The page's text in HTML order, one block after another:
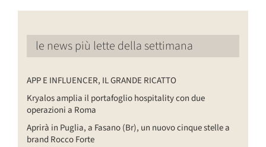
le news più lette della settimana
APP E INFLUENCER, IL GRANDE RICATTO
Kryalos amplia il portafoglio hospitality con due
operazioni a Roma
Aprirà in Puglia, a Fasano (Br), un nuovo cinque stelle a
brand Rocco Forte